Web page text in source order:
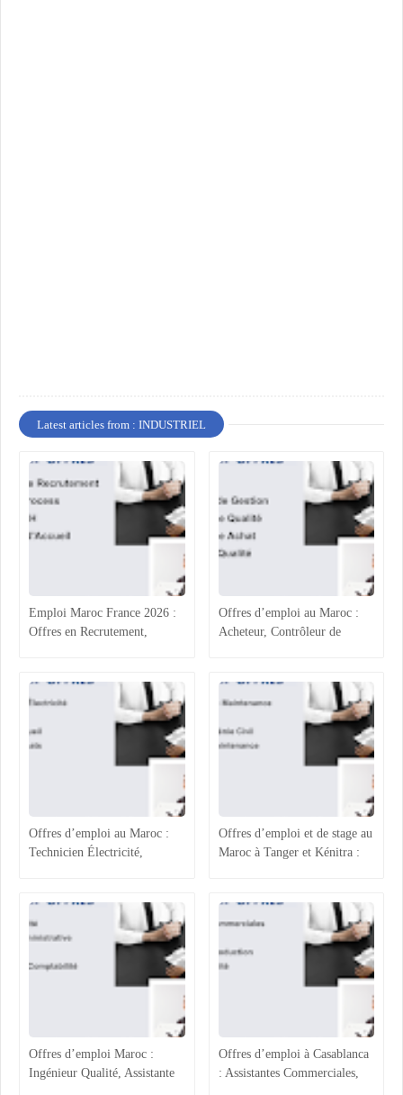
Latest articles from : INDUSTRIEL
Emploi Maroc France 2026 :
Offres en Recrutement,
Offres d’emploi au Maroc :
Acheteur, Contrôleur de
Offres d’emploi au Maroc :
Technicien Électricité,
Offres d’emploi et de stage au
Maroc à Tanger et Kénitra :
humaines et projets techniques
Offres d’emploi Maroc :
Ingénieur Qualité, Assistante
Offres d’emploi à Casablanca
: Assistantes Commerciales,